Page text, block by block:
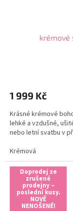
krémové
1 999 Kč
Krásné krémové
lehké a vzdušné,
nebo letní svatbu v
Krémová
Doprodej ze
zrušené
prodejny –
poslední kusy.
NOVÉ
NENOŠENÉ!